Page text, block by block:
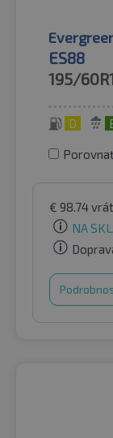
ES88
195/
D
€ 98.74
NA